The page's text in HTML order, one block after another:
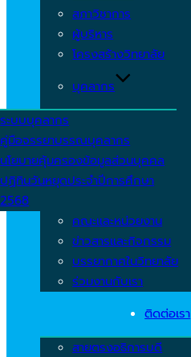
สภาวิชาการ
ผู้บริหาร
โครงสร้างวิทยาลัย
บุคลากร
ระบบบุคลากร
คู่มือจรรยาบรรณบุคลากร
นโยบายคุ้มครองข้อมูลส่วนบุคคล
ปฏิทินวันหยุดประจำปีการศึกษา
2568
คณะและหน่วยงาน
ข่าวสารและกิจกรรม
บรรยากาศในวิทยาลัย
ร่วมงานกับเรา
ติดต่อเรา
สายตรงอธิการบดี